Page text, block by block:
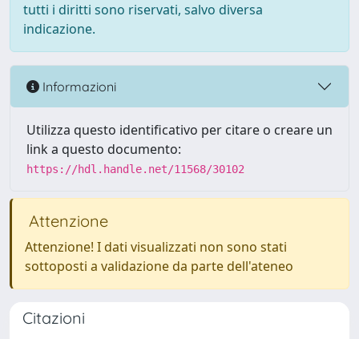
tutti i diritti sono riservati, salvo diversa
indicazione.
Informazioni
Utilizza questo identificativo per citare o creare un
link a questo documento:
https://hdl.handle.net/11568/30102
Attenzione
Attenzione! I dati visualizzati non sono stati
sottoposti a validazione da parte dell'ateneo
Citazioni